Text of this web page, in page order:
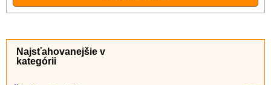
Najsťahovanejšie v
kategórii